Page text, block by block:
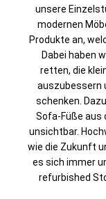
unsere
modernen
Produkte an,
Dabei haben
retten, die
auszubessern
schenken.
Sofa-Füße aus
unsichtbar.
wie die Zukunft
es sich immer
refurbished